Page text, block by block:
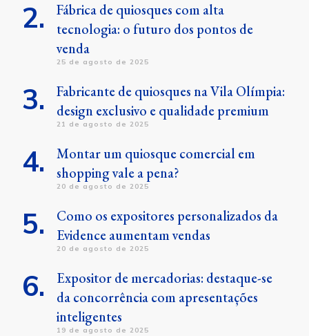
Fábrica de quiosques com alta
tecnologia: o futuro dos pontos de
venda
25 de agosto de 2025
Fabricante de quiosques na Vila Olímpia:
design exclusivo e qualidade premium
21 de agosto de 2025
Montar um quiosque comercial em
shopping vale a pena?
20 de agosto de 2025
Como os expositores personalizados da
Evidence aumentam vendas
20 de agosto de 2025
Expositor de mercadorias: destaque-se
da concorrência com apresentações
inteligentes
19 de agosto de 2025